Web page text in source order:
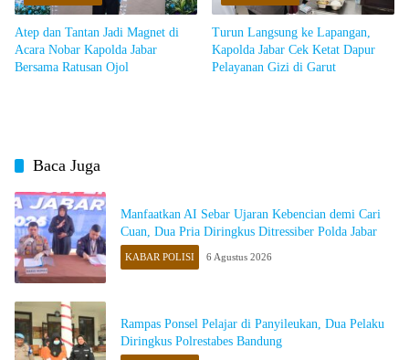
Atep dan Tantan Jadi Magnet di
Acara Nobar Kapolda Jabar
Bersama Ratusan Ojol
Turun Langsung ke Lapangan,
Kapolda Jabar Cek Ketat Dapur
Pelayanan Gizi di Garut
Baca Juga
Manfaatkan AI Sebar Ujaran Kebencian demi Cari
Cuan, Dua Pria Diringkus Ditressiber Polda Jabar
KABAR POLISI 6 Agustus 2026
Rampas Ponsel Pelajar di Panyileukan, Dua Pelaku
Diringkus Polrestabes Bandung